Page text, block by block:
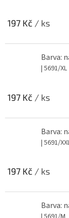
197 Kč / ks
Barva:
| 5691/XL
197 Kč / ks
Barva:
| 5691/
197 Kč / ks
Barva: